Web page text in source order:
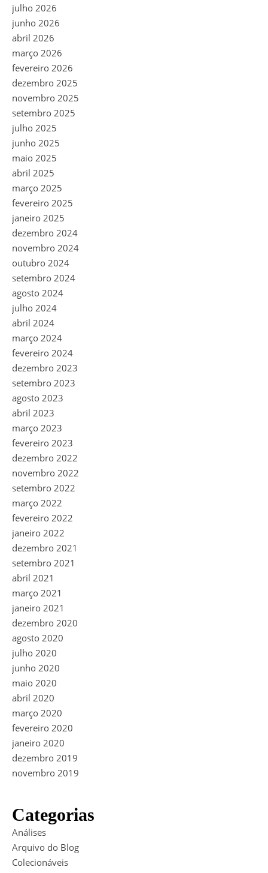
julho 2026
junho 2026
abril 2026
março 2026
fevereiro 2026
dezembro 2025
novembro 2025
setembro 2025
julho 2025
junho 2025
maio 2025
abril 2025
março 2025
fevereiro 2025
janeiro 2025
dezembro 2024
novembro 2024
outubro 2024
setembro 2024
agosto 2024
julho 2024
abril 2024
março 2024
fevereiro 2024
dezembro 2023
setembro 2023
agosto 2023
abril 2023
março 2023
fevereiro 2023
dezembro 2022
novembro 2022
setembro 2022
março 2022
fevereiro 2022
janeiro 2022
dezembro 2021
setembro 2021
abril 2021
março 2021
janeiro 2021
dezembro 2020
agosto 2020
julho 2020
junho 2020
maio 2020
abril 2020
março 2020
fevereiro 2020
janeiro 2020
dezembro 2019
novembro 2019
Categorias
Análises
Arquivo do Blog
Colecionáveis